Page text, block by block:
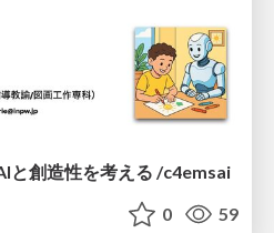
と創造性を考える /c4emsai
0 59